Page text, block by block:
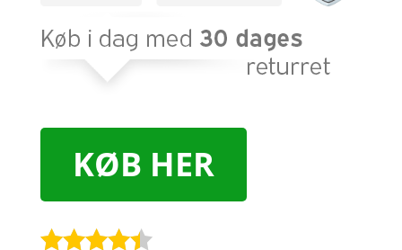
KØB HER